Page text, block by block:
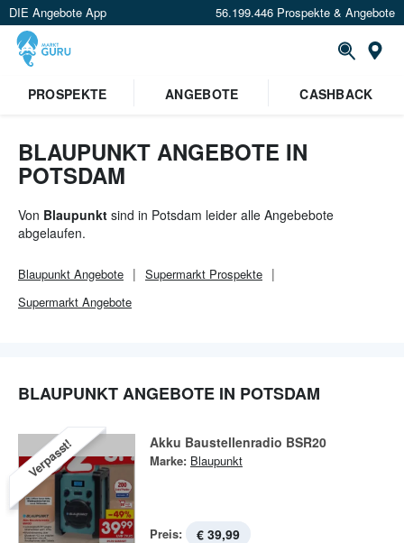
DIE Angebote App 56.199.446 Prospekte & Angebote
PROSPEKTE ANGEBOTE CASHBACK
BLAUPUNKT ANGEBOTE IN
POTSDAM
Von Blaupunkt sind in Potsdam leider alle Angebebote
abgelaufen.
Blaupunkt Angebote Supermarkt Prospekte
Supermarkt Angebote
BLAUPUNKT ANGEBOTE IN POTSDAM
Verpasst! Akku Baustellenradio BSR20
Marke: Blaupunkt
Preis: € 39,99